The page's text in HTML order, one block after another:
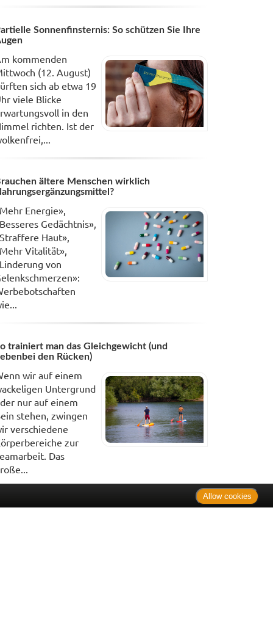
Sonnenfinsternis: So schützen Sie Ihre
kommenden
(12. August)
sich ab etwa 19
viele Blicke
in den
richten. Ist der
ältere Menschen wirklich
Energie»,
Gedächtnis»,
Haut»,
Vitalität»,
von
trainiert man das Gleichgewicht (und
den Rücken)
wir auf einem
Untergrund
nur auf einem
stehen, zwingen
verschiedene
zur
Das
Allow cookies